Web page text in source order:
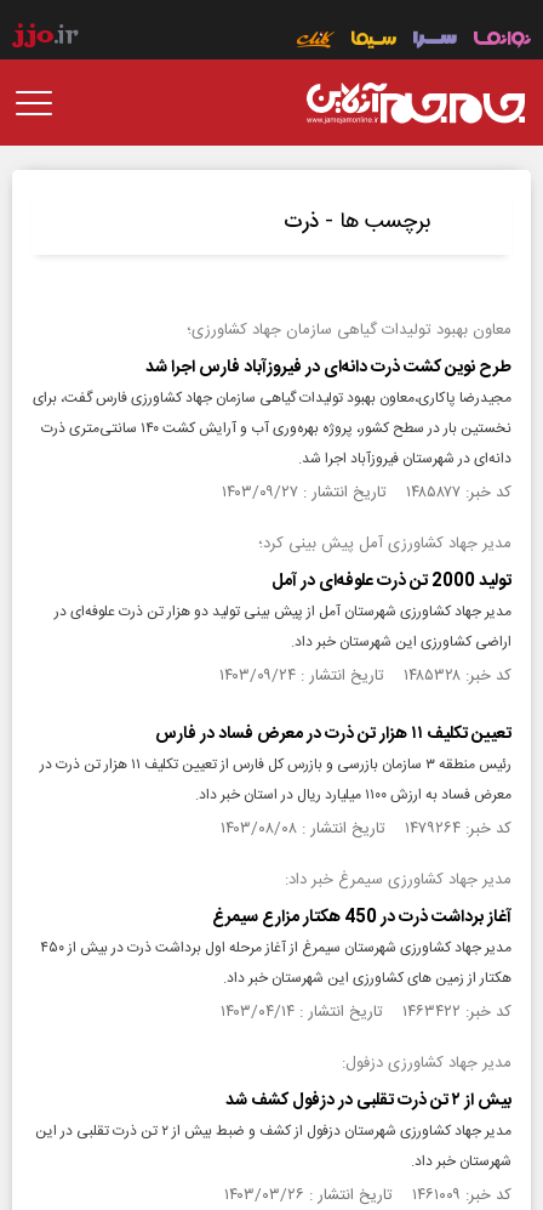
برچسب ها - ذرت
معاون بهبود تولیدات گیاهی سازمان جهاد کشاورزی؛
طرح نوین کشت ذرت دانه‌ای در فیروزآباد فارس اجرا شد
مجیدرضا پاکاری،معاون بهبود تولیدات گیاهی سازمان جهاد کشاورزی فارس گفت، برای
نخستین بار در سطح کشور، پروژه بهره‌وری آب و آرایش کشت ۱۴۰ سانتی‌متری ذرت
دانه‌ای در شهرستان فیروزآباد اجرا شد.
کد خبر: ۱۴۸۵۸۷۷ تاریخ انتشار : ۱۴۰۳/۰۹/۲۷
مدیر جهاد کشاورزی آمل پیش بینی کرد؛
تولید 2000 تن ذرت علوفه‌ای در آمل
مدیر جهاد کشاورزی شهرستان آمل از پیش بینی تولید دو هزار تن ذرت علوفه‌ای در
اراضی کشاورزی این شهرستان خبر داد.
کد خبر: ۱۴۸۵۳۲۸ تاریخ انتشار : ۱۴۰۳/۰۹/۲۴
تعیین تکلیف ۱۱ هزار تن ذرت در معرض فساد در فارس
رئیس منطقه ۳ سازمان بازرسی و بازرس کل فارس از تعیین تکلیف ۱۱ هزار تن ذرت در
معرض فساد به ارزش ۱۱۰۰ میلیارد ریال در استان خبر داد.
کد خبر: ۱۴۷۹۲۶۴ تاریخ انتشار : ۱۴۰۳/۰۸/۰۸
مدیر جهاد کشاورزی سیمرغ خبر داد:
آغاز برداشت ذرت در 450 هکتار مزارع سیمرغ
مدير جهاد كشاورزی شهرستان سیمرغ از آغاز مرحله اول برداشت ذرت در بيش از ۴۵۰
هكتار از زمين های كشاورزی این شهرستان خبر داد.
کد خبر: ۱۴۶۳۴۲۲ تاریخ انتشار : ۱۴۰۳/۰۴/۱۴
مدیر جهاد کشاورزی دزفول:
بیش از ۲ تن ذرت تقلبی در دزفول کشف شد
مدیر جهاد کشاورزی شهرستان دزفول از کشف و ضبط بیش از ۲ تن ذرت تقلبی در این
شهرستان خبر داد.
کد خبر: ۱۴۶۱۰۰۹ تاریخ انتشار : ۱۴۰۳/۰۳/۲۶